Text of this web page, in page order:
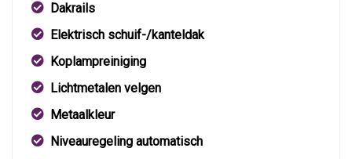
Dakrails
Elektrisch schuif-/kanteldak
Koplampreiniging
Lichtmetalen velgen
Metaalkleur
Niveauregeling automatisch